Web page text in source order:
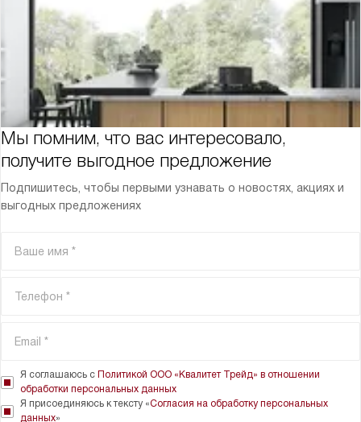
Мы помним, что вас интересовало,
получите выгодное предложение
Подпишитесь, чтобы первыми узнавать о новостях, акциях и
выгодных предложениях
Я соглашаюсь с Политикой ООО «Квалитет Трейд» в отношении
обработки персональных данных
Я присоединяюсь к тексту «Согласия на обработку персональных
данных»